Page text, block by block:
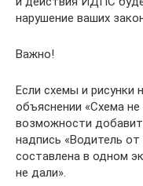
нарушение ваших
Важно!
Если схемы и рисунки
объяснении «Схема
возможности
надпись «Водитель от
составлена в одном
не дали».